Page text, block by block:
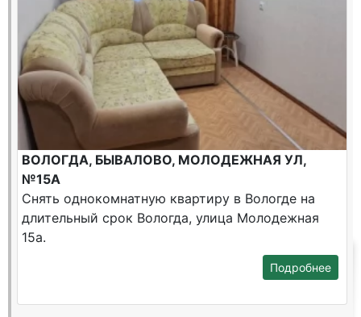
ВОЛОГДА, БЫВАЛОВО, МОЛОДЕЖНАЯ УЛ,
№15А
Снять однокомнатную квартиру в Вологде на
длительный срок Вологда, улица Молодежная
15а.
Подробнее